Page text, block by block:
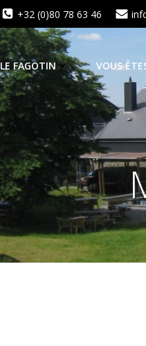
+32 (0)80 78 63 46
LE FAGOTIN VOUS